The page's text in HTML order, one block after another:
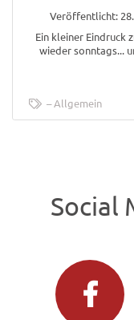
Veröffentlicht:
Ein kleiner Eindruck
wieder sonntags...
Allgemein
Social